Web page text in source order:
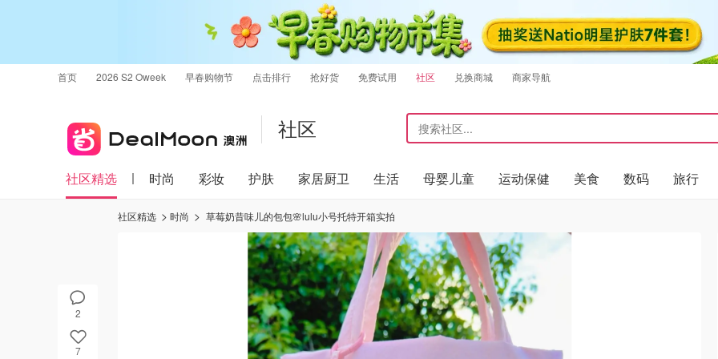
首页 2026 S2 Oweek 早春购物节 点击排行 抢好货 免费试用 社区 兑换商城 商家导航
社区
社区精选 时尚 彩妆 护肤 家居厨卫 生活 母婴儿童 运动保健 美食 数码 旅行
2
7
社区精选 时尚 草莓奶昔味儿的包包🌸lulu小号托特开箱实拍